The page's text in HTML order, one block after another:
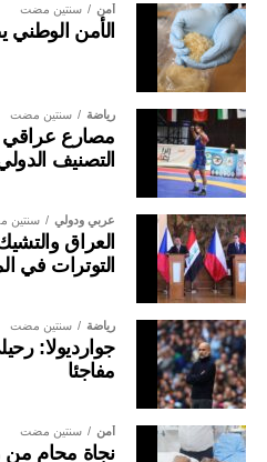
أمن سنتين مضت
الأمن الوطني
رياضة سنتين مضت
مصارع عراقي
التصنيف
عربي ودولي سنتين
العراق
التوترات في
رياضة سنتين مضت
جوارديولا:
مفاجئا
أمن سنتين مضت
نجاة محامٍ من